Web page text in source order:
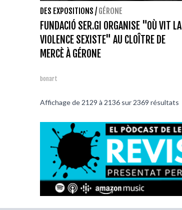
DES EXPOSITIONS / GÉRONE
FUNDACIÓ SER.GI ORGANISE "OÙ VIT LA
VIOLENCE SEXISTE" AU CLOÎTRE DE
MERCÈ À GÉRONE
bonart
Affichage de 2129 à 2136 sur 2369 résultats